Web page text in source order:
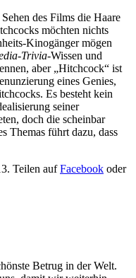
des Films die Haare
möchten nichts
Kinogänger mögen
Trivia-Wissen und
aber „Hitchcock“ ist
eines Genies,
Es besteht kein
seiner
doch die scheinbar
Themas führt dazu, dass
. Teilen aufFacebook oder
Betrug in der Welt.